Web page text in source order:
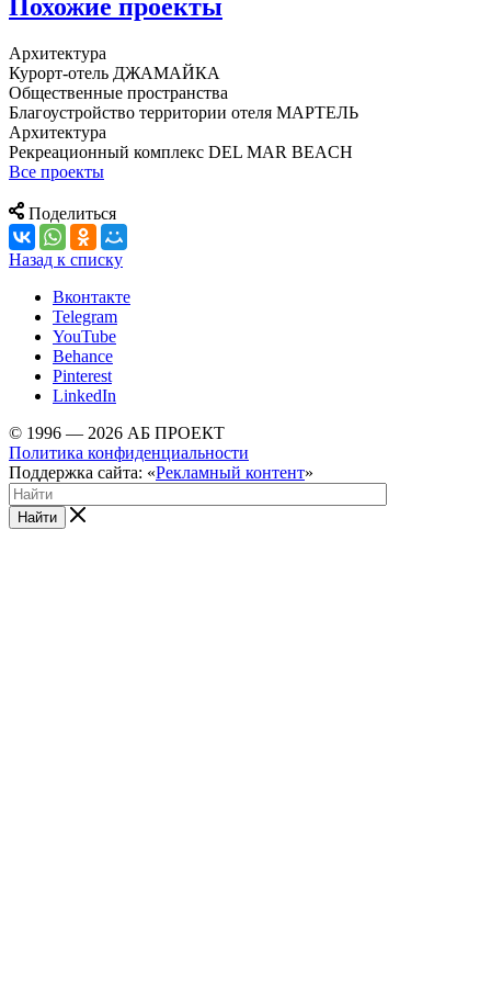
Похожие проекты
Архитектура
Курорт-отель ДЖАМАЙКА
Общественные пространства
Благоустройство территории отеля МАРТЕЛЬ
Архитектура
Рекреационный комплекс DEL MAR BEACH
Все проекты
Поделиться
Назад к списку
Вконтакте
Telegram
YouTube
Behance
Pinterest
LinkedIn
© 1996 — 2026 АБ ПРОЕКТ
Политика конфиденциальности
Поддержка сайта: «Рекламный контент»
Найти